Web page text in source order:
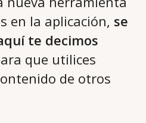
en la aplicación, se
te decimos
que utilices
de otros